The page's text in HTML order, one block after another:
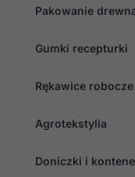
Pakowanie
Gumki recepturki
Rękawice robocze
Agrotekstylia
Doniczki i